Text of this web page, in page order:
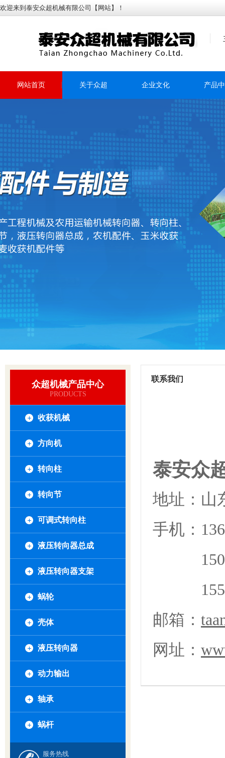
欢迎来到泰安众超机械有限公司【网站】！
网站首页 关于众超 企业文化 产品
众超机械产品中心
PRODUCTS
收获机械
方向机
转向柱
转向节
可调式转向柱
液压转向器总成
液压转向器支架
蜗轮
壳体
液压转向器
动力输出
轴承
蜗杆
服务热线
联系我们
泰安众
地址：山
手机：
邮箱：
网址：